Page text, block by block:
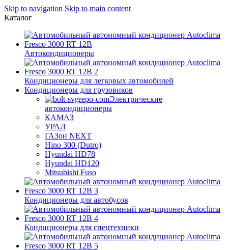
Skip to navigation Skip to main content
Каталог
Автокондиционеры
Кондиционеры для легковых автомобилей
Кондиционеры для грузовиков
Электрические
автокондиционеры
КАМАЗ
УРАЛ
ГАЗон NEXT
Hino 300 (Dutro)
Hyundai HD78
Hyundai HD120
Mitsubishi Fuso
Кондиционеры для автобусов
Кондиционеры для спецтехники